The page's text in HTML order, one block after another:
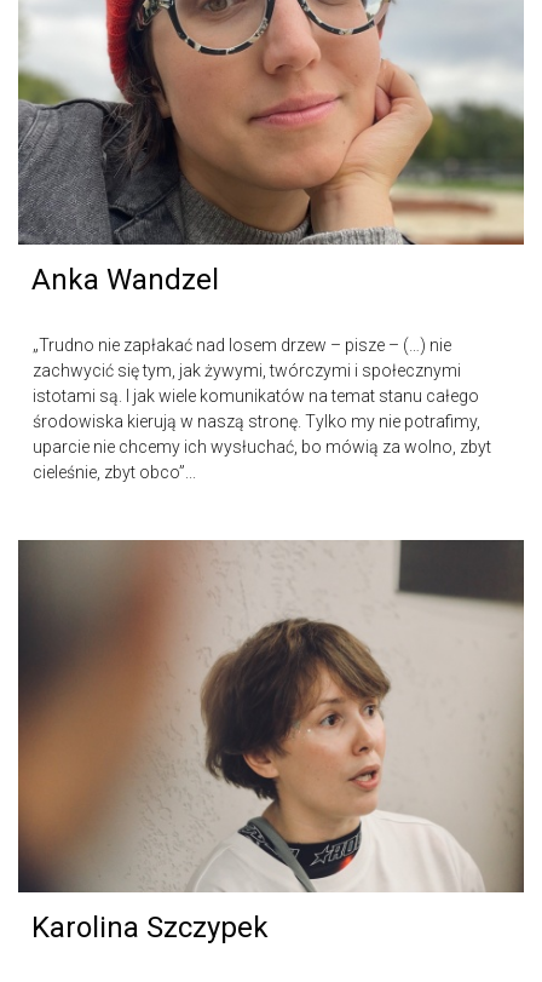
Anka Wandzel
„Trudno nie zapłakać nad losem drzew – pisze – (…) nie
zachwycić się tym, jak żywymi, twórczymi i społecznymi
istotami są. I jak wiele komunikatów na temat stanu całego
środowiska kierują w naszą stronę. Tylko my nie potrafimy,
uparcie nie chcemy ich wysłuchać, bo mówią za wolno, zbyt
cieleśnie, zbyt obco”...
Karolina Szczypek